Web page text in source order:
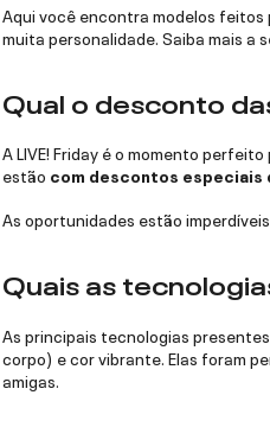
Aqui você encontra modelos
muita personalidade. Saiba mais a
Qual o desconto
A LIVE! Friday é o momento
estão com descontos especiais
As oportunidades estão
Quais as
As principais tecnologias
corpo) e cor vibrante. Elas foram
amigas.